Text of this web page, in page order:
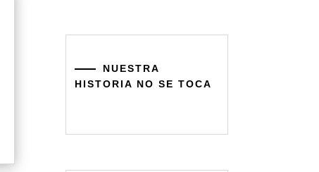
NUESTRA
HISTORIA NO SE TOCA